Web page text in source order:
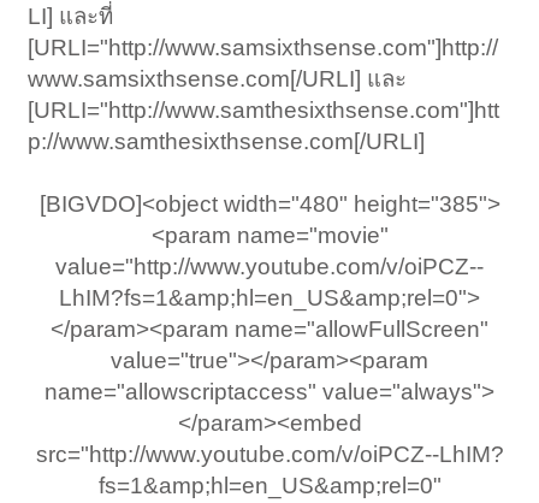
LI] และที่
[URLI="http://www.samsixthsense.com"]http://
www.samsixthsense.com[/URLI] และ
[URLI="http://www.samthesixthsense.com"]htt
p://www.samthesixthsense.com[/URLI]
[BIGVDO]<object width="480" height="385">
<param name="movie"
value="http://www.youtube.com/v/oiPCZ--
LhIM?fs=1&amp;hl=en_US&amp;rel=0">
</param><param name="allowFullScreen"
value="true"></param><param
name="allowscriptaccess" value="always">
</param><embed
src="http://www.youtube.com/v/oiPCZ--LhIM?
fs=1&amp;hl=en_US&amp;rel=0"